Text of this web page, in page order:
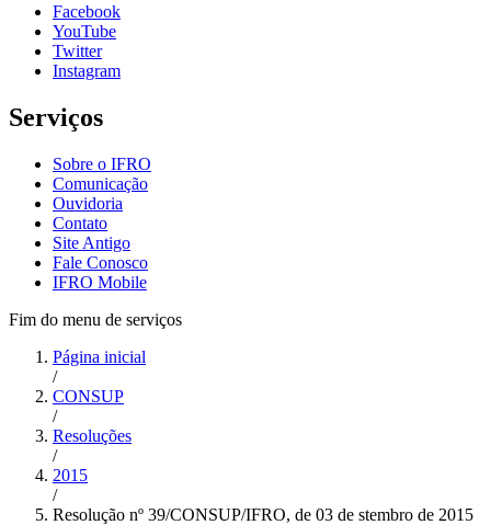
Facebook
YouTube
Twitter
Instagram
Serviços
Sobre o IFRO
Comunicação
Ouvidoria
Contato
Site Antigo
Fale Conosco
IFRO Mobile
Fim do menu de serviços
Página inicial
/
CONSUP
/
Resoluções
/
2015
/
Resolução nº 39/CONSUP/IFRO, de 03 de stembro de 2015